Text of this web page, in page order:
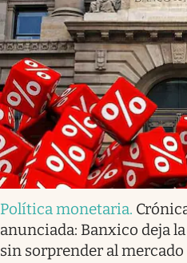
Política monetaria.
anunciada: Banxico deja
sin sorprender al mercado